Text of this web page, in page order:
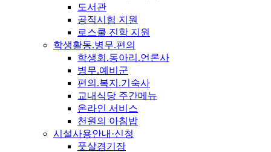
도서관
공직시험 지원
로스쿨 진학 지원
학생활동.병무.편의
학생회.동아리.언론사
병무.예비군
편의.복지.기숙사
교내식당 주간메뉴
온라인 서비스
천원의 아침밥
시설사용안내·신청
풋살경기장